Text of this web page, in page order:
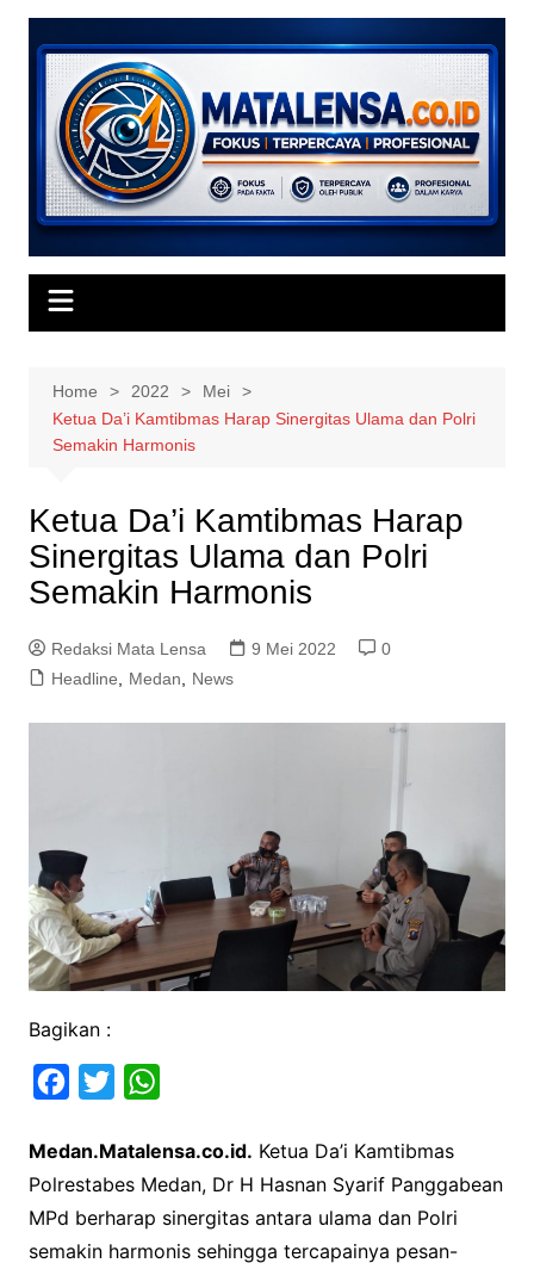
Skip
content
Home 2022
Mei
Ketua Da’i Kamtibmas Harap Sinergitas Ulama dan Polri
Semakin Harmonis
Ketua Da’i Kamtibmas Harap
Sinergitas Ulama dan Polri
Semakin Harmonis
Redaksi Mata Lensa 9 Mei 2022
0
Headline
Medan News
Bagikan :
c
e
b
i
t
t
a
t
s
Medan.Matalensa.co.id. Ketua Da’i Kamtibmas
Polrestabes Medan, Dr H Hasnan Syarif Panggabean
MPd berharap sinergitas antara ulama dan Polri
semakin harmonis sehingga tercapainya pesan-